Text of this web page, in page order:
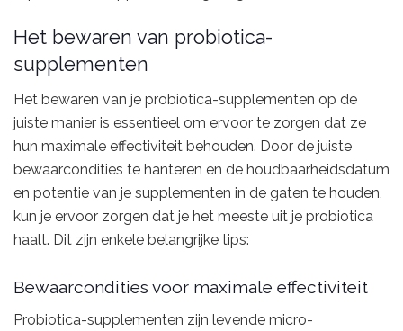
Het bewaren van probiotica-
supplementen
Het bewaren van je probiotica-supplementen op de
juiste manier is essentieel om ervoor te zorgen dat ze
hun maximale effectiviteit behouden. Door de juiste
bewaarcondities te hanteren en de houdbaarheidsdatum
en potentie van je supplementen in de gaten te houden,
kun je ervoor zorgen dat je het meeste uit je probiotica
haalt. Dit zijn enkele belangrijke tips:
Bewaarcondities voor maximale effectiviteit
Probiotica-supplementen zijn levende micro-